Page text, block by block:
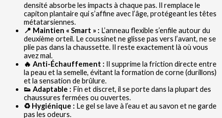
densité absorbe les impacts à chaque pas. Il remplace le
capiton plantaire qui s’affine avec l’âge, protégeant les têtes
métatarsiennes.
📍 Maintien « Smart » : L’anneau flexible s’enfile autour du
deuxième orteil. Le coussinet ne glisse pas vers l’avant, ne se
plie pas dans la chaussette. Il reste exactement là où vous
avez mal.
🔥 Anti-Échauffement : Il supprime la friction directe entre
la peau et la semelle, évitant la formation de corne (durillons)
et la sensation de brûlure.
👟 Adaptable : Fin et discret, il se porte dans la plupart des
chaussures fermées ou ouvertes.
♻️ Hygiénique : Le gel se lave à l’eau et au savon et ne garde
pas les odeurs.